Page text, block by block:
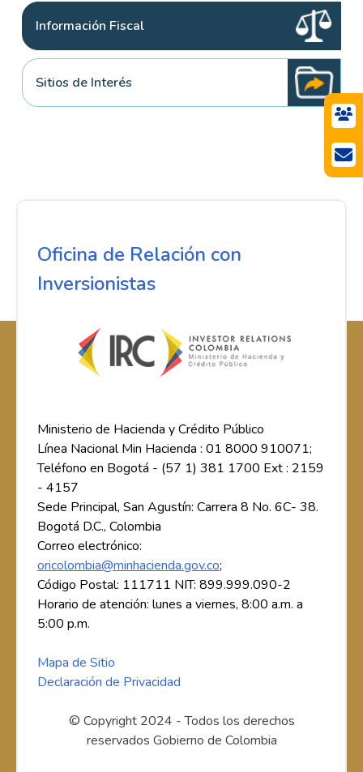
Información Fiscal
Sitios de Interés
Oficina de Relación con
Inversionistas
Ministerio de Hacienda y Crédito Público
Línea Nacional Min Hacienda : 01 8000 910071;
Teléfono en Bogotá - (57 1) 381 1700 Ext : 2159
- 4157
Sede Principal, San Agustín: Carrera 8 No. 6C- 38.
Bogotá D.C., Colombia
Correo electrónico:
oricolombia@minhacienda.gov.co;
Código Postal: 111711 NIT: 899.999.090-2
Horario de atención: lunes a viernes, 8:00 a.m. a
5:00 p.m.
Mapa de Sitio
Declaración de Privacidad
© Copyright 2024 - Todos los derechos
reservados Gobierno de Colombia